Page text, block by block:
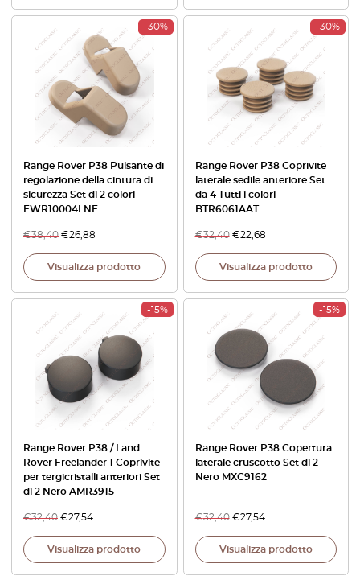
-30%
Range Rover P38 Pulsante di
regolazione della cintura di
sicurezza Set di 2 colori
EWR10004LNF
€38,40 €26,88
Visualizza prodotto
-30%
Range Rover P38 Coprivite
laterale sedile anteriore Set
da 4 Tutti i colori
BTR6061AAT
€32,40 €22,68
Visualizza prodotto
-15%
Range Rover P38 / Land
Rover Freelander 1 Coprivite
per tergicristalli anteriori Set
di 2 Nero AMR3915
€32,40 €27,54
Visualizza prodotto
-15%
Range Rover P38 Copertura
laterale cruscotto Set di 2
Nero MXC9162
€32,40 €27,54
Visualizza prodotto